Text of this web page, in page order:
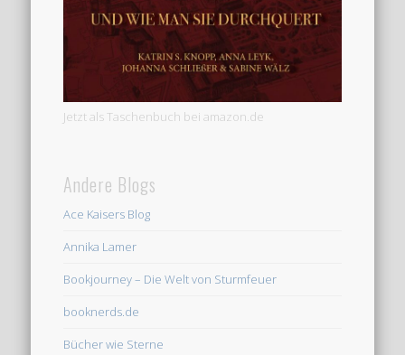
Jetzt als Taschenbuch bei amazon.de
Andere Blogs
Ace Kaisers Blog
Annika Lamer
Bookjourney – Die Welt von Sturmfeuer
booknerds.de
Bücher wie Sterne